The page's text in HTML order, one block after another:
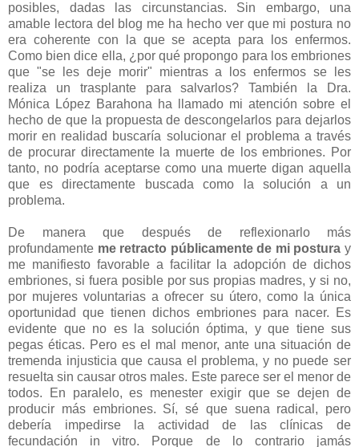
posibles, dadas las circunstancias. Sin embargo, una
amable lectora del blog me ha hecho ver que mi postura no
era coherente con la que se acepta para los enfermos.
Como bien dice ella, ¿por qué propongo para los embriones
que "se les deje morir" mientras a los enfermos se les
realiza un trasplante para salvarlos? También la Dra.
Mónica López Barahona ha llamado mi atención sobre el
hecho de que la propuesta de descongelarlos para dejarlos
morir en realidad buscaría solucionar el problema a través
de procurar directamente la muerte de los embriones. Por
tanto, no podría aceptarse como una muerte digan aquella
que es directamente buscada como la solución a un
problema.
De manera que después de reflexionarlo más
profundamente me retracto públicamente de mi postura y
me manifiesto favorable a facilitar la adopción de dichos
embriones, si fuera posible por sus propias madres, y si no,
por mujeres voluntarias a ofrecer su útero, como la única
oportunidad que tienen dichos embriones para nacer. Es
evidente que no es la solución óptima, y que tiene sus
pegas éticas. Pero es el mal menor, ante una situación de
tremenda injusticia que causa el problema, y no puede ser
resuelta sin causar otros males. Este parece ser el menor de
todos. En paralelo, es menester exigir que se dejen de
producir más embriones. Sí, sé que suena radical, pero
debería impedirse la actividad de las clínicas de
fecundación in vitro. Porque de lo contrario jamás